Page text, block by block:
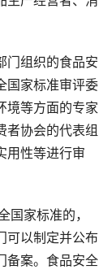
门组织的食品安
国家标准审评委
境等方面的专家
者协会的代表组
用性等进行审
国家标准的，
可以制定并公布
备案。食品安全